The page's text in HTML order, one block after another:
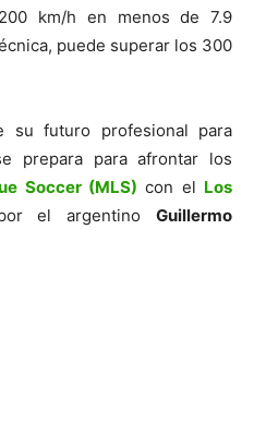
km/h en menos de 7.9
puede superar los 300
su futuro profesional para
prepara para afrontar los
Soccer (MLS) con el Los
el argentinoGuillermo